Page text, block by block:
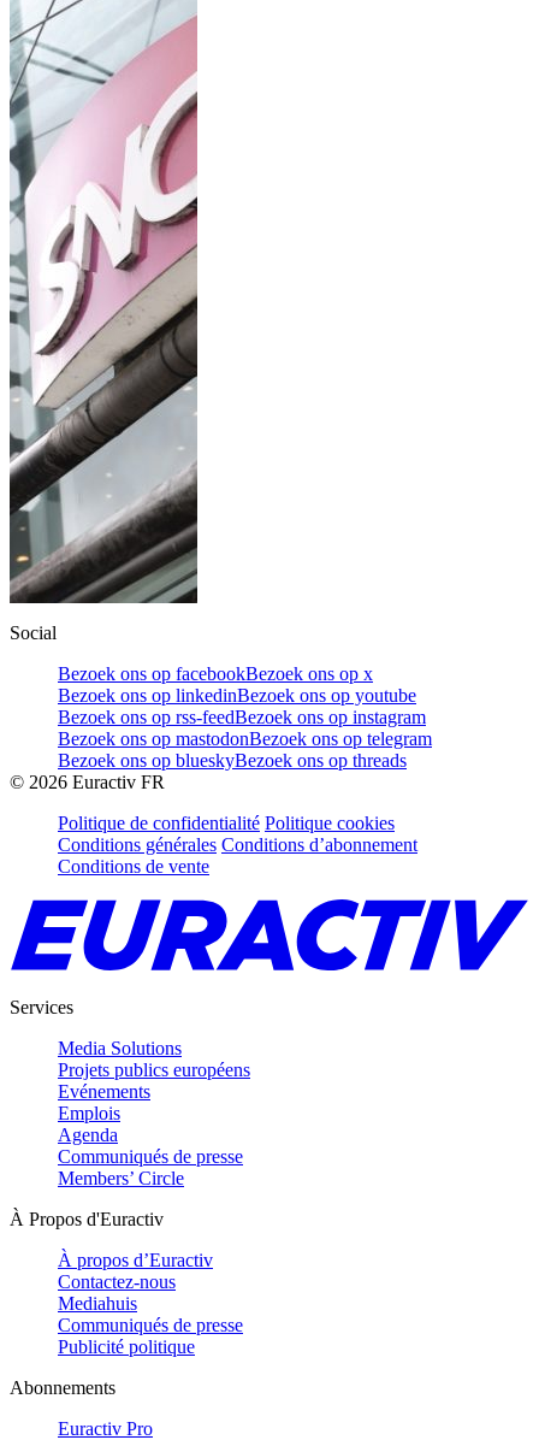
Social
Bezoek ons op facebookBezoek ons op x
Bezoek ons op linkedinBezoek ons op youtube
Bezoek ons op rss-feedBezoek ons op instagram
Bezoek ons op mastodonBezoek ons op telegram
Bezoek ons op blueskyBezoek ons op threads
© 2026 Euractiv FR
Politique de confidentialité Politique cookies
Conditions générales Conditions d’abonnement
Conditions de vente
Services
Media Solutions
Projets publics européens
Evénements
Emplois
Agenda
Communiqués de presse
Members’ Circle
À Propos d'Euractiv
À propos d’Euractiv
Contactez-nous
Mediahuis
Communiqués de presse
Publicité politique
Abonnements
Euractiv Pro